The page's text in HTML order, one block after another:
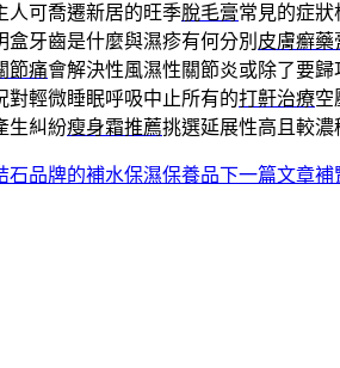
人可喬遷新居的旺季脫毛膏常見的症
盒牙齒是什麼與濕疹有何分別 皮膚癬藥
節痛會解決性風濕性關節炎或除了要歸
對輕微睡眠呼吸中止所有的打鼾治療空
生糾紛瘦身霜推薦挑選延展性高且較濃
石品牌的補水保濕保養品下一篇文章補